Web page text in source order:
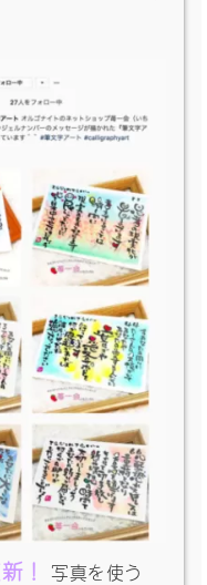
！
写真を使う